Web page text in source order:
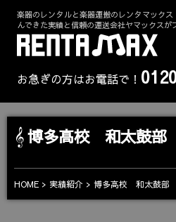
楽器のレンタルと楽器運搬のレンタマック
んできた実績と信頼の運送会社ヤマックスが
お急ぎの方はお電話で！
博多高校 和太鼓部
HOME 実績紹介 博多高校 和太鼓部